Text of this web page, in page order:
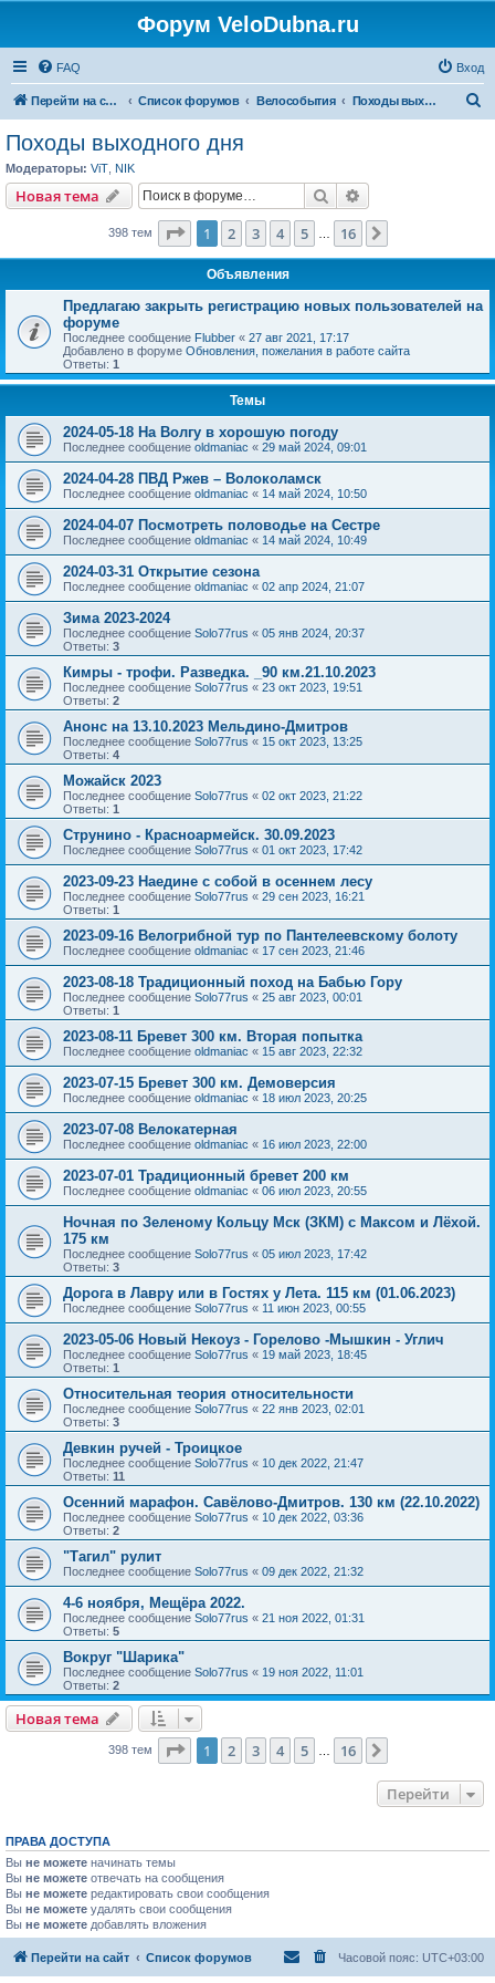
Форум VeloDubna.ru
FAQ Вход
Перейти на сайт Список форумов Велособытия Походы выходного дня
Походы выходного дня
Модераторы: ViT NIK
Новая тема Поиск
398 тем Страница из 16
1 2 3 4 5 16
Объявления
Предлагаю закрыть регистрацию новых пользователей на
форуме
Последнее сообщение Flubber « 27 авг 2021, 17:17
Добавлено в форуме Обновления, пожелания в работе сайта
Ответы: 1
Темы
2024-05-18 На Волгу в хорошую погоду
Последнее сообщение oldmaniac « 29 май 2024, 09:01
2024-04-28 ПВД Ржев – Волоколамск
Последнее сообщение oldmaniac « 14 май 2024, 10:50
2024-04-07 Посмотреть половодье на Сестре
Последнее сообщение oldmaniac « 14 май 2024, 10:49
2024-03-31 Открытие сезона
Последнее сообщение oldmaniac « 02 апр 2024, 21:07
Зима 2023-2024
Последнее сообщение Solo77rus « 05 янв 2024, 20:37
Ответы: 3
Кимры - трофи. Разведка. _90 км.21.10.2023
Последнее сообщение Solo77rus « 23 окт 2023, 19:51
Ответы: 2
Анонс на 13.10.2023 Мельдино-Дмитров
Последнее сообщение Solo77rus « 15 окт 2023, 13:25
Ответы: 4
Можайск 2023
Последнее сообщение Solo77rus « 02 окт 2023, 21:22
Ответы: 1
Струнино - Красноармейск. 30.09.2023
Последнее сообщение Solo77rus « 01 окт 2023, 17:42
2023-09-23 Наедине с собой в осеннем лесу
Последнее сообщение Solo77rus « 29 сен 2023, 16:21
Ответы: 1
2023-09-16 Велогрибной тур по Пантелеевскому болоту
Последнее сообщение oldmaniac « 17 сен 2023, 21:46
2023-08-18 Традиционный поход на Бабью Гору
Последнее сообщение Solo77rus « 25 авг 2023, 00:01
Ответы: 1
2023-08-11 Бревет 300 км. Вторая попытка
Последнее сообщение oldmaniac « 15 авг 2023, 22:32
2023-07-15 Бревет 300 км. Демоверсия
Последнее сообщение oldmaniac « 18 июл 2023, 20:25
2023-07-08 Велокатерная
Последнее сообщение oldmaniac « 16 июл 2023, 22:00
2023-07-01 Традиционный бревет 200 км
Последнее сообщение oldmaniac « 06 июл 2023, 20:55
Ночная по Зеленому Кольцу Мск (ЗКМ) с Максом и Лёхой.
175 км
Последнее сообщение Solo77rus « 05 июл 2023, 17:42
Ответы: 3
Дорога в Лавру или в Гостях у Лета. 115 км (01.06.2023)
Последнее сообщение Solo77rus « 11 июн 2023, 00:55
2023-05-06 Новый Некоуз - Горелово -Мышкин - Углич
Последнее сообщение Solo77rus « 19 май 2023, 18:45
Ответы: 1
Относительная теория относительности
Последнее сообщение Solo77rus « 22 янв 2023, 02:01
Ответы: 3
Девкин ручей - Троицкое
Последнее сообщение Solo77rus « 10 дек 2022, 21:47
Ответы: 11
Осенний марафон. Савёлово-Дмитров. 130 км (22.10.2022)
Последнее сообщение Solo77rus « 10 дек 2022, 03:36
Ответы: 2
"Тагил" рулит
Последнее сообщение Solo77rus « 09 дек 2022, 21:32
4-6 ноября, Мещёра 2022.
Последнее сообщение Solo77rus « 21 ноя 2022, 01:31
Ответы: 5
Вокруг "Шарика"
Последнее сообщение Solo77rus « 19 ноя 2022, 11:01
Ответы: 2
Новая тема
398 тем Страница из 16
1 2 3 4 5 16
Перейти
ПРАВА ДОСТУПА
Вы не можете начинать темы
Вы не можете отвечать на сообщения
Вы не можете редактировать свои сообщения
Вы не можете удалять свои сообщения
Вы не можете добавлять вложения
Перейти на сайт Список форумов Часовой пояс: UTC+03:00